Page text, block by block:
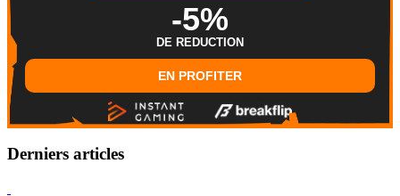
-5%
DE REDUCTION
EN PROFITER
Derniers articles